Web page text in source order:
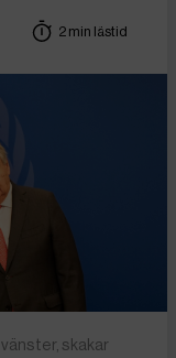
2 min lästid
skakar